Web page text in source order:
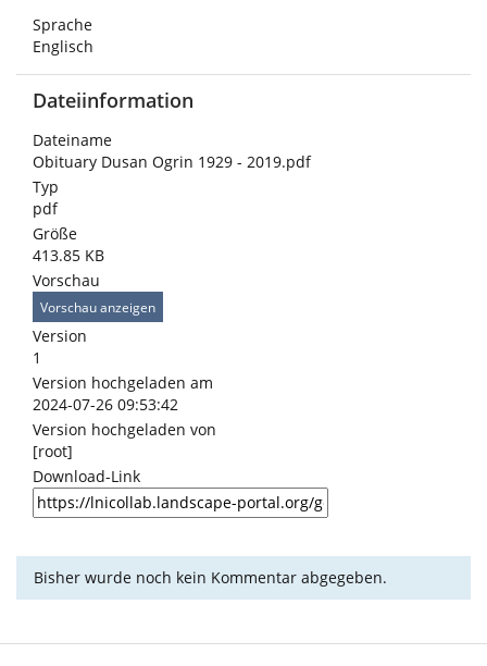
Sprache
Englisch
Dateiinformation
Dateiname
Obituary Dusan Ogrin 1929 - 2019.pdf
Typ
pdf
Größe
413.85 KB
Vorschau
Vorschau anzeigen
Version
1
Version hochgeladen am
2024-07-26 09:53:42
Version hochgeladen von
[root]
Download-Link
Bisher wurde noch kein Kommentar abgegeben.